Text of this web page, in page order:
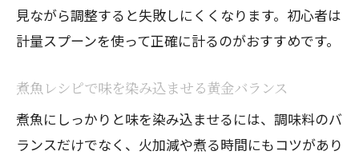
見ながら調整すると失敗しにくくなります。初心者は
計量スプーンを使って正確に計るのがおすすめです。
煮魚レシピで味を染み込ませる黄金バランス
煮魚にしっかりと味を染み込ませるには、調味料のバ
ランスだけでなく、火加減や煮る時間にもコツがあり